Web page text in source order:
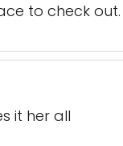
to check out.
it her all